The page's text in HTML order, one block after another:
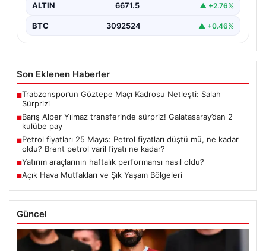
ALTIN 6671.5 ▲ +2.76%
BTC 3092524 ▲ +0.46%
Son Eklenen Haberler
■Trabzonspor’un Göztepe Maçı Kadrosu Netleşti: Salah
Sürprizi
■Barış Alper Yılmaz transferinde sürpriz! Galatasaray’dan 2
kulübe pay
■Petrol fiyatları 25 Mayıs: Petrol fiyatları düştü mü, ne kadar
oldu? Brent petrol varil fiyatı ne kadar?
■Yatırım araçlarının haftalık performansı nasıl oldu?
■Açık Hava Mutfakları ve Şık Yaşam Bölgeleri
Güncel